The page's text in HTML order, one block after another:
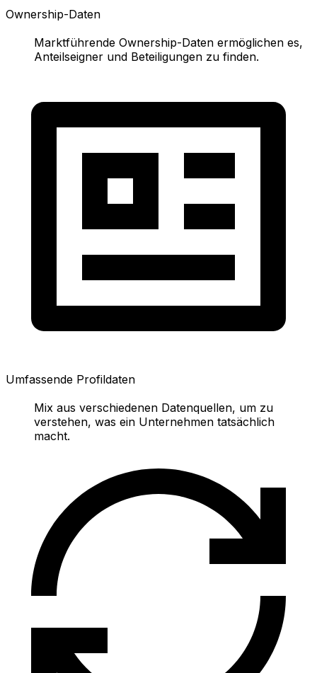
Ownership-Daten
Marktführende Ownership-Daten ermöglichen es,
Anteilseigner und Beteiligungen zu finden.
Umfassende Profildaten
Mix aus verschiedenen Datenquellen, um zu
verstehen, was ein Unternehmen tatsächlich
macht.